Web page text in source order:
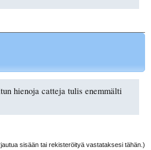
hienoja catteja tulis enemmälti
sisään tai rekisteröityä vastataksesi tähän.)